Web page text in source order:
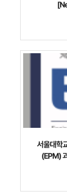
서울대학
(EPM)